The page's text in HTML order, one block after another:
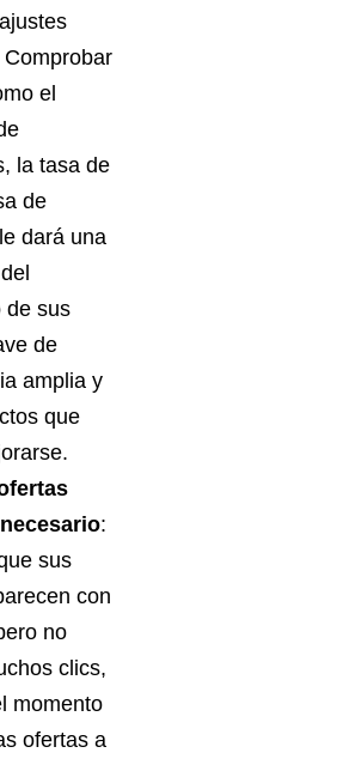
el
la tasa de
de
dará una
de sus
de
amplia y
que
:
sus
con
no
clics,
momento
ofertas a